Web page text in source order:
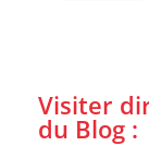
Visiter
du Blog :